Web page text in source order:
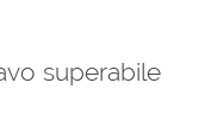
superabile